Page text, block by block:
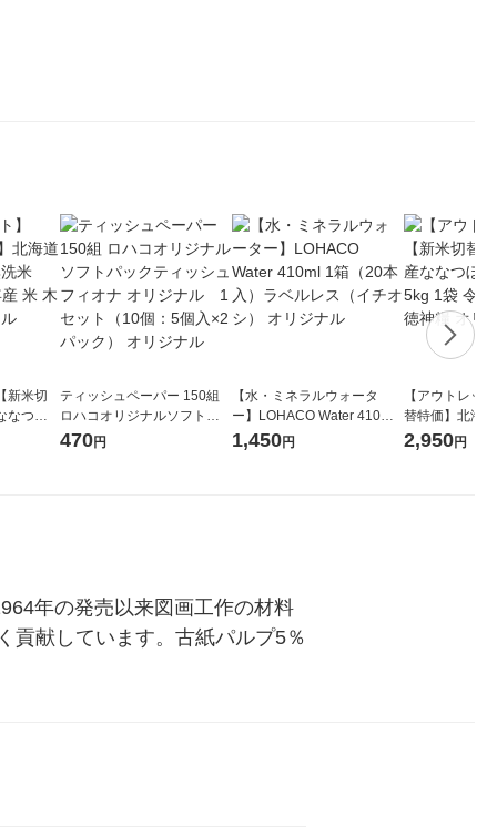
新米切
なつぼ
和7年産
ティッシュペーパー 150組
ロハコオリジナルソフトパ
ックティッシュ フィオナ オ
470円
【水・ミネラルウォータ
ー】LOHACO Water 410ml
1箱（20本入）ラベルレス
1,450円
【アウトレッ
替特価】北海
し 精白米 5kg
2,950円
年の発売以来図画工作の材料
貢献しています。古紙パルプ5％